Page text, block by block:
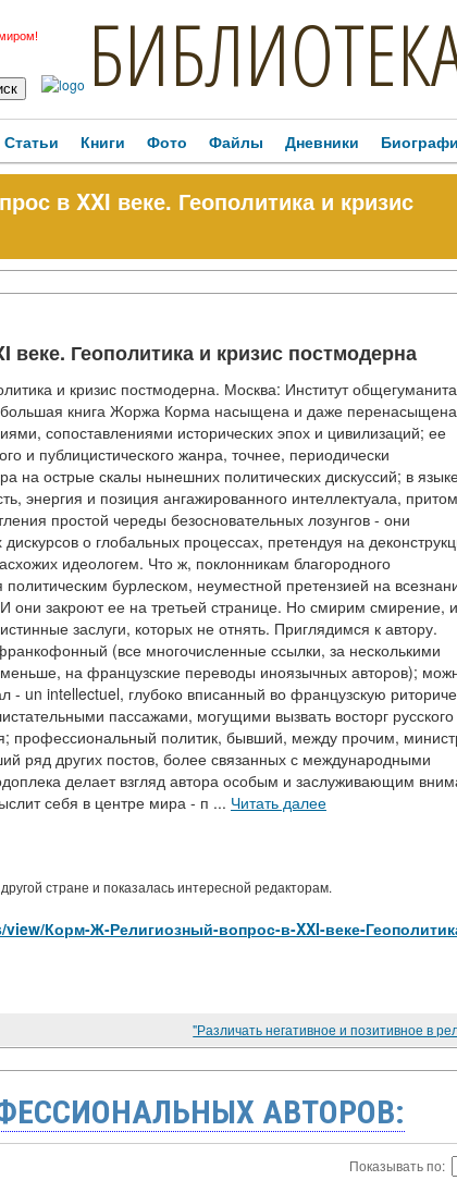
Статьи Книги Фото Файлы Дневники
в XXI веке. Геополитика и кризис
Геополитика и кризис постмодерна
и кризис постмодерна. Москва: Институт
книга Жоржа Корма насыщена и даже перенасыщена
сопоставлениями исторических эпох и цивилизаций; ее
и публицистического жанра, точнее, периодически
на острые скалы нынешних политических дискуссий; в
энергия и позиция ангажированного интеллектуала,
простой череды безосновательных лозунгов - они
о глобальных процессах, претендуя на
идеологем. Что ж, поклонникам благородного
бурлеском, неуместной претензией на
они закроют ее на третьей странице. Но смирим смирение, и
заслуги, которых не отнять. Приглядимся к автору.
(все многочисленные ссылки, за несколькими
на французские переводы иноязычных авторов);
- un intellectuel, глубоко вписанный во французскую
пассажами, могущими вызвать восторг русского
профессиональный политик, бывший, между прочим,
ряд других постов, более связанных с международными
делает взгляд автора особым и заслуживающим
себя в центре мира - п ... Читать далее
стране и показалась интересной редакторам.
Корм-Ж-Религиозный-вопрос-в-XXI-веке-
АВТОРОВ:
Показывать по: